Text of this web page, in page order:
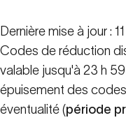
Dernière mise à jour :
Codes de réduction
valable jusqu'à 23 h
épuisement des
éventualité (période